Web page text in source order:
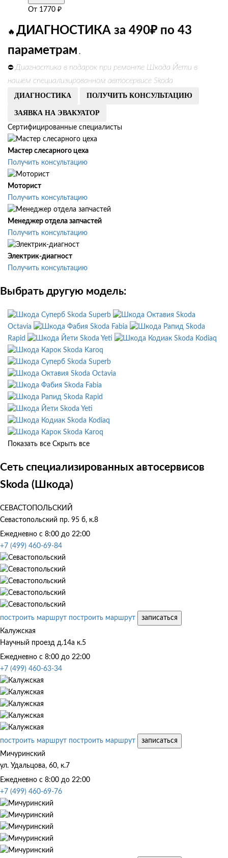
От 1770 ₽
🔥 ДИАГНОСТИКА за 490₽ по 43
параметрам .
⛔ Диагностика в подарок при ремонте Шкода Йети в
нашем специализированном автосервисе Skoda
ДИАГНОСТИКА ПОЛУЧИТЬ КОНСУЛЬТАЦИЮ
ЗАЯВКА НА ЭВАКУАТОР
Сертифицированные специалисты
Мастер слесарного цеха
Получить консультацию
Моторист
Получить консультацию
Менеджер отдела запчастей
Получить консультацию
Электрик-диагност
Получить консультацию
Выбрать другую модель:
Skoda Superb
Skoda
Octavia
Skoda Fabia
Skoda
Rapid
Skoda Yeti
Skoda Kodiaq
Skoda Karoq
Skoda Superb
Skoda Octavia
Skoda Fabia
Skoda Rapid
Skoda Yeti
Skoda Kodiaq
Skoda Karoq
Показать все Скрыть все
Сеть специализированных автосервисов
Skoda (Шкода)
СЕВАСТОПОЛЬСКИЙ
Севастопольский пр. 95 б, к.8
Ежедневно с 8:00 до 22:00
+7 (499) 460-69-84
построить маршрут построить маршрут
записаться
Калужская
Научный проезд д.14а к.5
Ежедневно с 8:00 до 22:00
+7 (499) 460-63-34
построить маршрут построить маршрут
записаться
Мичуринский
ул. Удальцова, 60, к.7
Ежедневно с 8:00 до 22:00
+7 (499) 460-69-76